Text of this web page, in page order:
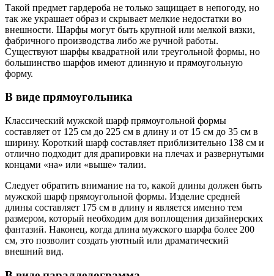
Такой предмет гардероба не только защищает в непогоду, но
так же украшает образ и скрывает мелкие недостатки во
внешности. Шарфы могут быть крупной или мелкой вязки,
фабричного производства либо же ручной работы.
Существуют шарфы квадратной или треугольной формы, но
большинство шарфов имеют длинную и прямоугольную
форму.
В виде прямоугольника
Классический мужской шарф прямоугольной формы
составляет от 125 см до 225 см в длину и от 15 см до 35 см в
ширину. Короткий шарф составляет приблизительно 138 см и
отлично подходит для драпировки на плечах и развернутыми
концами «на» или «выше» талии.
Следует обратить внимание на то, какой длины должен быть
мужской шарф прямоугольной формы. Изделие средней
длины составляет 175 см в длину и является именно тем
размером, который необходим для воплощения дизайнерских
фантазий. Наконец, когда длина мужского шарфа более 200
см, это позволит создать уютный или драматический
внешний вид.